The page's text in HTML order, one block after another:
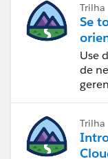
</head>
--- insert Embed
Trilha
Se
Use
de
de
e
Trilha